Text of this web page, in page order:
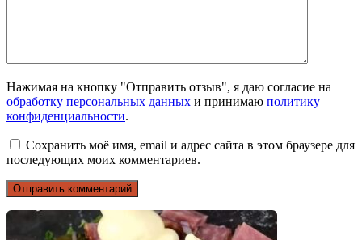
Нажимая на кнопку "Отправить отзыв", я даю согласие на
обработку персональных данных и принимаю политику
конфиденциальности.
Сохранить моё имя, email и адрес сайта в этом браузере для
последующих моих комментариев.